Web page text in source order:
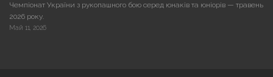
Чемпіонат України з рукопашного бою серед юнаків та юніорів — травень
2026 року.
Май 11, 2026